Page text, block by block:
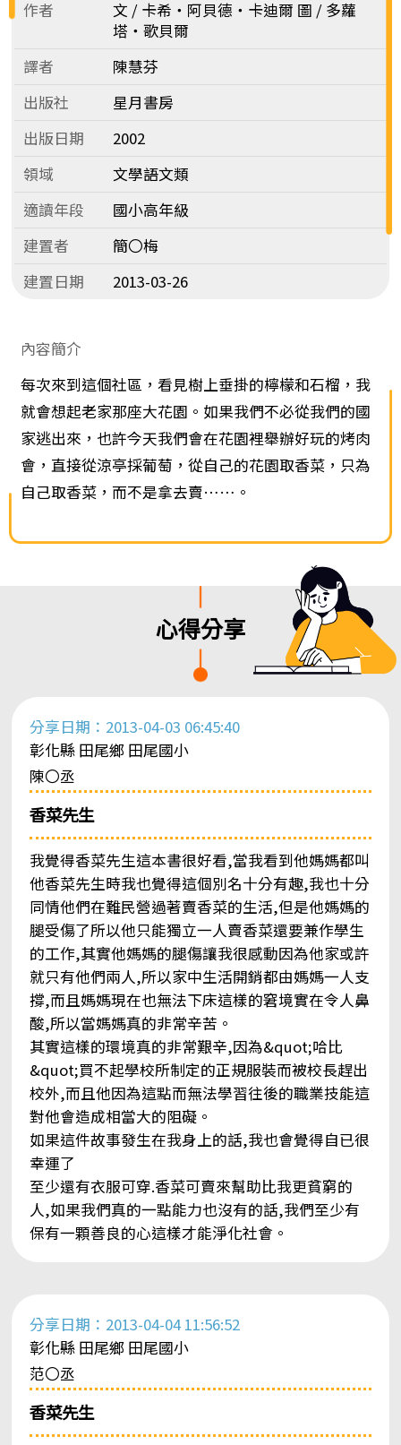
作者
文 / 卡希‧阿貝德‧卡迪爾 圖 / 多蘿
塔‧歌貝爾
譯者
陳慧芬
出版社
星月書房
出版日期
2002
領域
文學語文類
適讀年段
國小高年級
建置者
簡〇梅
建置日期
2013-03-26
內容簡介
每次來到這個社區，看見樹上垂掛的檸檬和石榴，我
就會想起老家那座大花園。如果我們不必從我們的國
家逃出來，也許今天我們會在花園裡舉辦好玩的烤肉
會，直接從涼亭採葡萄，從自己的花園取香菜，只為
自己取香菜，而不是拿去賣……。
心得分享
分享日期：2013-04-03 06:45:40
彰化縣 田尾鄉 田尾國小
陳〇丞
香菜先生
我覺得香菜先生這本書很好看,當我看到他媽媽都叫
他香菜先生時我也覺得這個別名十分有趣,我也十分
同情他們在難民營過著賣香菜的生活,但是他媽媽的
腿受傷了所以他只能獨立一人賣香菜還要兼作學生
的工作,其實他媽媽的腿傷讓我很感動因為他家或許
就只有他們兩人,所以家中生活開銷都由媽媽一人支
撐,而且媽媽現在也無法下床這樣的窘境實在令人鼻
酸,所以當媽媽真的非常辛苦。
其實這樣的環境真的非常艱辛,因為&quot;哈比
&quot;買不起學校所制定的正規服裝而被校長趕出
校外,而且他因為這點而無法學習往後的職業技能這
對他會造成相當大的阻礙。
如果這件故事發生在我身上的話,我也會覺得自已很
幸運了
至少還有衣服可穿.香菜可賣來幫助比我更貧窮的
人,如果我們真的一點能力也沒有的話,我們至少有
保有一顆善良的心這樣才能淨化社會。
分享日期：2013-04-04 11:56:52
彰化縣 田尾鄉 田尾國小
范〇丞
香菜先生